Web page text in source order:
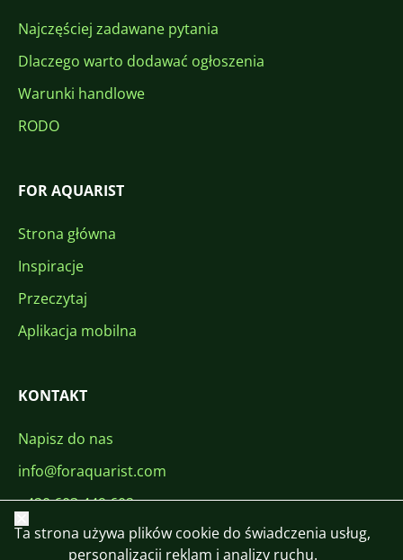
Najczęściej zadawane pytania
Dlaczego warto dodawać ogłoszenia
Warunki handlowe
RODO
FOR AQUARIST
Strona główna
Inspiracje
Przeczytaj
Aplikacja mobilna
KONTAKT
Napisz do nas
info@foraquarist.com
+420 603 449 602
Zamknij
Ta strona używa plików cookie do świadczenia usług,
personalizacji reklam i analizy ruchu.